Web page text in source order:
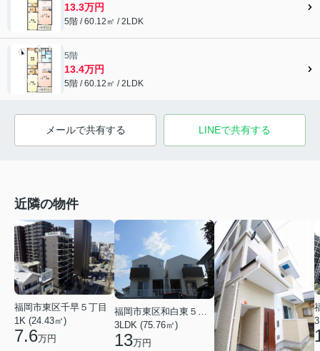
13.3万円
5階 / 60.12㎡ / 2LDK
5階
13.4万円
5階 / 60.12㎡ / 2LDK
メールで共有する LINEで共有する
近隣の物件
福岡市東区千早５丁目
1K (24.43㎡)
7.6万円
福岡市東区和白東５丁目
3LDK (75.76㎡)
13万円